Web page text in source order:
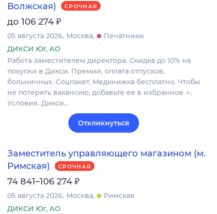
Волжская)
СРОЧНАЯ
до 106 274 ₽
05 августа 2026 Москва
Печатники
ДИКСИ Юг, АО
Работа заместителем директора. Скидка до 10% на
покупки в Дикси. Премии, оплата отпусков,
больничных. Соцпакет. Медкнижка бесплатно. Чтобы
не потерять вакансию, добавьте ее в избранное ⭐.
Условия. Дикси…
Откликнуться
Заместитель управляющего магазином (м.
Римская)
СРОЧНАЯ
74 841–106 274 ₽
05 августа 2026 Москва
Римская
ДИКСИ Юг, АО